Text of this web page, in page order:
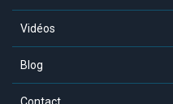
Vidéos
Blog